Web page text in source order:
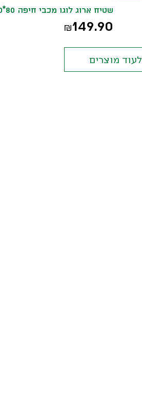
שטיח ארוג לוגו מכבי חיפה 80*80
₪149.90
לעוד מוצרים